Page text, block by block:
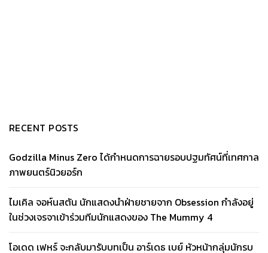
RECENT POSTS
Godzilla Minus Zero ได้กำหนดการฉายรอบปฐมทัศน์ที่เทศกาล
ภาพยนตร์นิวยอร์ก
ไมเคิล จอห์นสตัน นักแสดงนำฝ่ายชายจาก Obsession กำลังอยู่
ในช่วงเจรจาเข้าร่วมทีมนักแสดงของ The Mummy 4
โอเดด เฟหร์ จะกลับมารับบทเป็น อาร์เดธ เบย์ หัวหน้ากลุ่มนักรบ